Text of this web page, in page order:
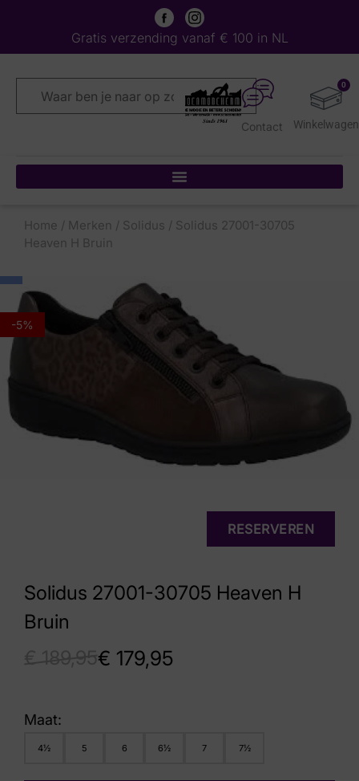
Gratis verzending vanaf € 100 in NL
0
Contact
Home / Merken / Solidus / Solidus 27001-30705
Heaven H Bruin
-5%
Solidus 27001-30705 Heaven H
Bruin
€ 179,95
RESERVEREN
Maat:
4½ 5 6 6½ 7 7½